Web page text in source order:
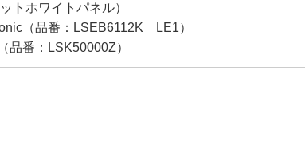
トホワイトパネル）
（品番：LSEB6112K LE1）
品番：LSK50000Z）